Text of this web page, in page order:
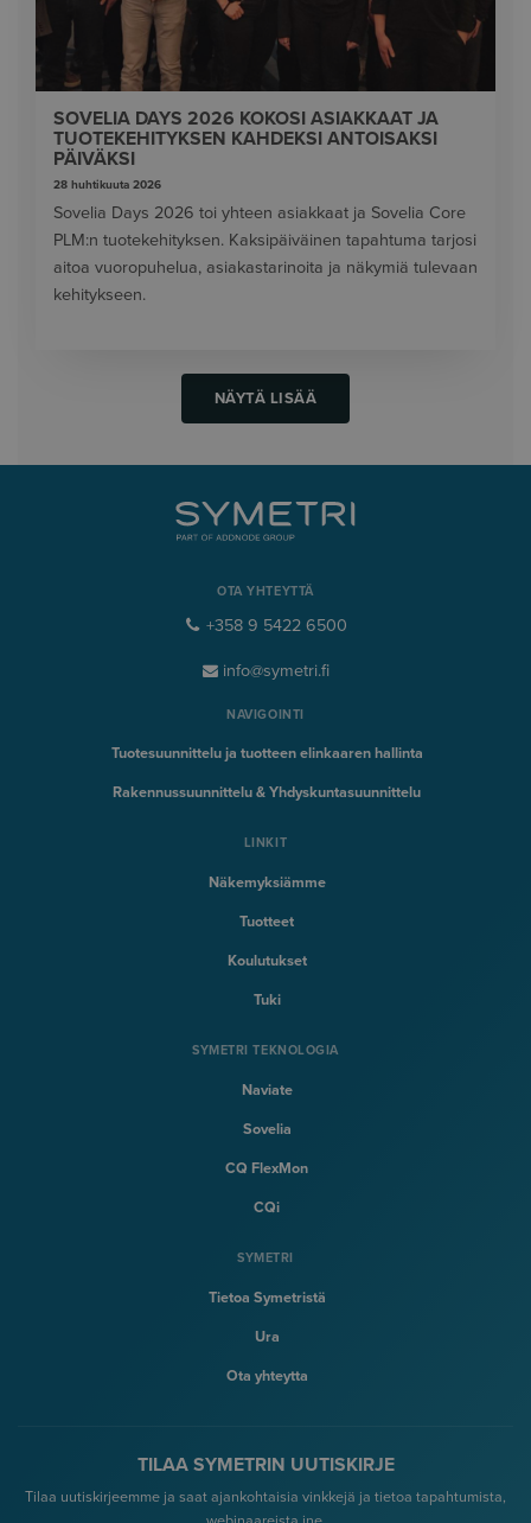
SOVELIA DAYS 2026 KOKOSI ASIAKKAAT JA
TUOTEKEHITYKSEN KAHDEKSI ANTOISAKSI
PÄIVÄKSI
28 huhtikuuta 2026
Sovelia Days 2026 toi yhteen asiakkaat ja Sovelia Core
PLM:n tuotekehityksen. Kaksipäiväinen tapahtuma tarjosi
aitoa vuoropuhelua, asiakastarinoita ja näkymiä tulevaan
kehitykseen.
NÄYTÄ LISÄÄ
OTA YHTEYTTÄ
+358 9 5422 6500
info@symetri.fi
NAVIGOINTI
Tuotesuunnittelu ja tuotteen elinkaaren hallinta
Rakennussuunnittelu & Yhdyskuntasuunnittelu
LINKIT
Näkemyksiämme
Tuotteet
Koulutukset
Tuki
SYMETRI TEKNOLOGIA
Naviate
Sovelia
CQ FlexMon
CQi
SYMETRI
Tietoa Symetristä
Ura
Ota yhteytta
TILAA SYMETRIN UUTISKIRJE
Tilaa uutiskirjeemme ja saat ajankohtaisia vinkkejä ja tietoa tapahtumista,